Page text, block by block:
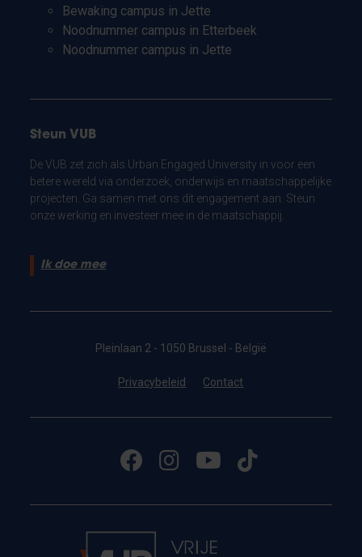
Bewaking campus in Jette
Noodnummer campus in Etterbeek
Noodnummer campus in Jette
Steun VUB
De VUB zet zich als Urban Engaged University in voor een
betere wereld via onderzoek, onderwijs en maatschappelijke
projecten. Ga samen met ons dit engagement aan. Steun
onze werking en investeer mee in de maatschappij.
Ik doe mee
Pleinlaan 2 - 1050 Brussel - België
Privacybeleid Contact